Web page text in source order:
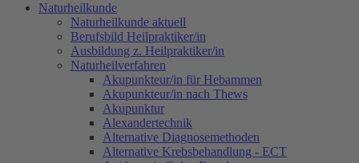
Naturheilkunde
Naturheilkunde aktuell
Berufsbild Heilpraktiker/in
Ausbildung z. Heilpraktiker/in
Naturheilverfahren
Akupunkteur/in für Hebammen
Akupunkteur/in nach Thews
Akupunktur
Alexandertechnik
Alternative Diagnosemethoden
Alternative Krebsbehandlung - ECT